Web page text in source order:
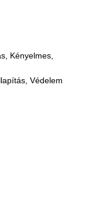
Kényelmes,
Védelem